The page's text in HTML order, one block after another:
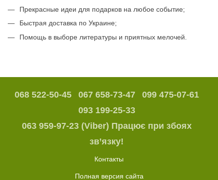
Прекрасные идеи для подарков на любое событие;
Быстрая доставка по Украине;
Помощь в выборе литературы и приятных мелочей.
068 522-50-45 067 658-73-47
099 475-07-61
093 199-25-33
063 959-97-23 (Viber) Працює при збоях
зв’язку!
Контакты
Полная версия сайта